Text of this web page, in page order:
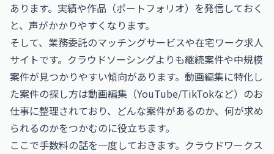
あります。実績や作品（ポートフォリオ）を発信しておく
と、声がかかりやすくなります。
そして、業務委託のマッチングサービスや在宅ワーク求人
サイトです。クラウドソーシングよりも継続案件や中規模
案件が見つかりやすい傾向があります。動画編集に特化し
た案件の探し方は動画編集（YouTube/TikTokなど）のお
仕事に整理されており、どんな案件があるのか、何が求め
られるのかをつかむのに役立ちます。
ここで手数料の話を一度しておきます。クラウドワークス